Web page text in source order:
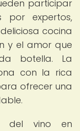
participar
expertos,
cocina
y el amor que
botella. La
con la rica
ofrecer una
del vino en